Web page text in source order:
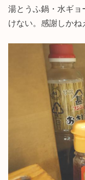
湯とうふ鍋・水ギ
けない。感謝しか